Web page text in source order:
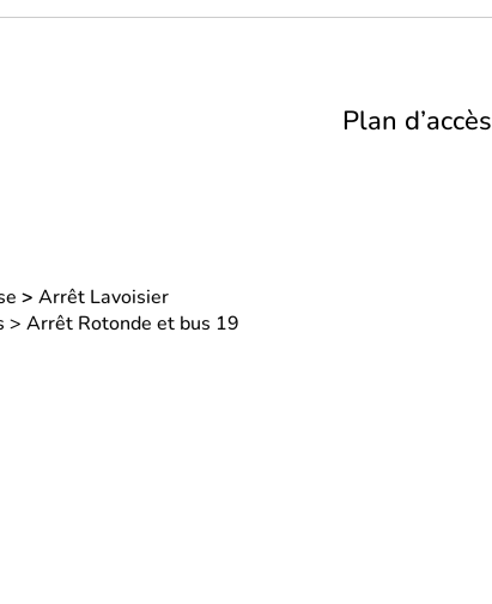
> Arrêt Lavoisier
> Arrêt Rotonde et bus 19
Plan d’accès